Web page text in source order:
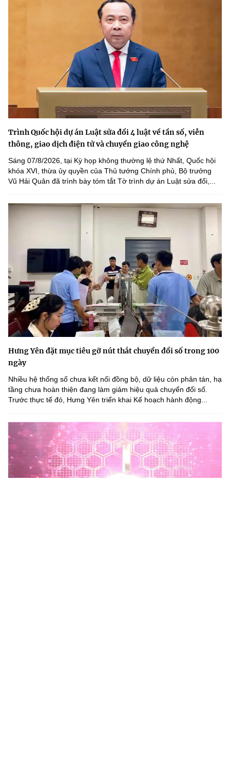
Trình Quốc hội dự án Luật sửa đổi 4 luật về tần số, viễn
thông, giao dịch điện tử và chuyển giao công nghệ
Sáng 07/8/2026, tại Kỳ họp không thường lệ thứ Nhất, Quốc hội
khóa XVI, thừa ủy quyền của Thủ tướng Chính phủ, Bộ trưởng
Vũ Hải Quân đã trình bày tóm tắt Tờ trình dự án Luật sửa đổi,...
Hưng Yên đặt mục tiêu gỡ nút thắt chuyển đổi số trong 100
ngày
Nhiều hệ thống số chưa kết nối đồng bộ, dữ liệu còn phân tán, hạ
tầng chưa hoàn thiện đang làm giảm hiệu quả chuyển đổi số.
Trước thực tế đó, Hưng Yên triển khai Kế hoạch hành động...